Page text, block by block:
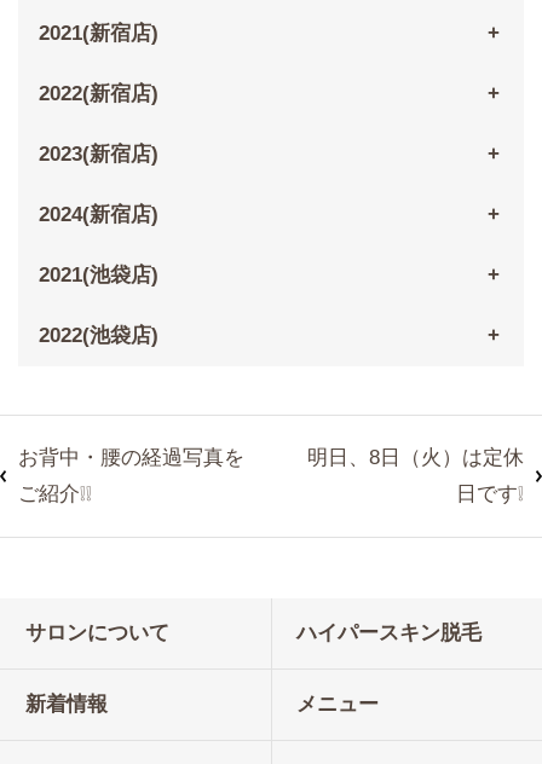
2021(新宿店)
2022(新宿店)
2023(新宿店)
2024(新宿店)
2021(池袋店)
2022(池袋店)
お背中・腰の経過写真を
ご紹介❕❕
明日、8日（火）は定休
日です❕
サロンについて ハイパースキン脱毛
新着情報 メニュー